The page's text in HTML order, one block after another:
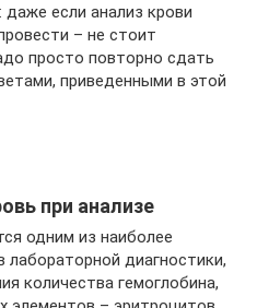
если анализ крови
– не стоит
просто повторно сдать
приведенными в этой
при анализе
одним из наиболее
диагностики,
количества гемоглобина,